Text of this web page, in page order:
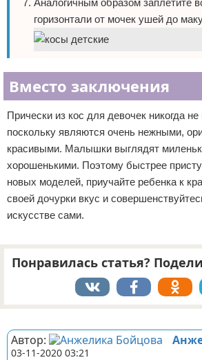
Аналогичным образом заплетите
горизонтали от мочек ушей до
Вместо заключения
Прически из кос для девочек никогда
поскольку являются очень нежными,
красивыми. Малышки выглядят
хорошенькими. Поэтому быстрее
новых моделей, приучайте ребенка к
своей дочурки вкус и
искусстве сами.
Понравилась статья?
Автор:
03-11-2020 03:21